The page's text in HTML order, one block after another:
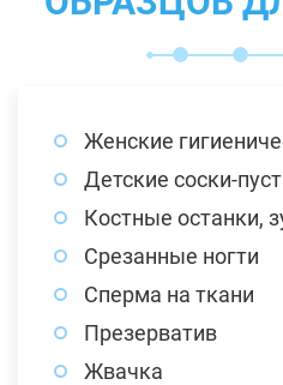
Женские
Детские соски-
Костные останки,
Срезанные ногти
Сперма на ткани
Презерватив
Жвачка